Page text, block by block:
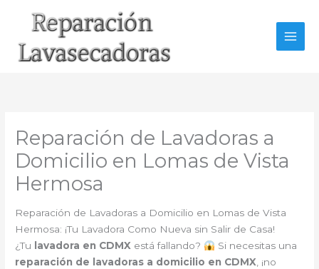
Reparación de Lavadoras a
Domicilio en Lomas de Vista
Hermosa
Reparación de Lavadoras a Domicilio en Lomas de Vista
Hermosa: ¡Tu Lavadora Como Nueva sin Salir de Casa!
¿Tu
lavadora en CDMX está fallando?
Si necesitas una
reparación de lavadoras a domicilio en CDMX, ¡no